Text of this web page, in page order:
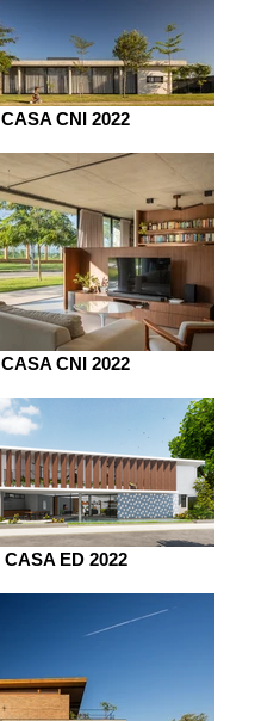
CASA CNI 2022
CASA CNI 2022
CASA ED 2022